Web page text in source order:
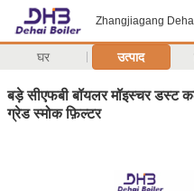
Zhangjiagang
घर उत्पाद
बड़े सीएफबी बॉयलर मॉइस्चर डस्ट
ग्रेड स्मोक फ़िल्टर